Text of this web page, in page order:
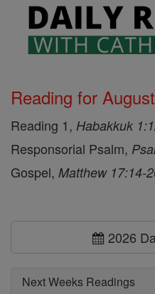
Reading for
Reading 1, Habakkuk
Responsorial Psalm,
Gospel, Matthew 17:14-
2026
Next Weeks Readings